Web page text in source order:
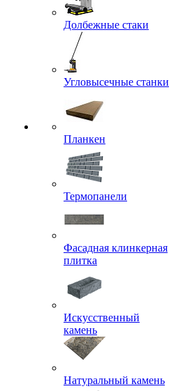
Долбежные стаки
Угловысечные станки
Планкен
Термопанели
Фасадная клинкерная
плитка
Искусственный
камень
Натуральный камень